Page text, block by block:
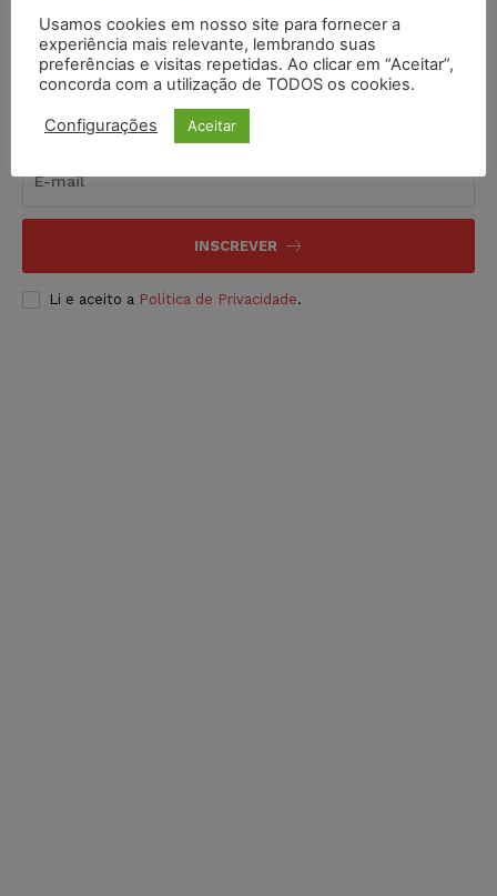
Inscreva-se
INSCREVER
Li e aceito a Política de Privacidade.
Usamos cookies em nosso site para fornecer a
experiência mais relevante, lembrando suas
preferências e visitas repetidas. Ao clicar em “Aceitar”,
concorda com a utilização de TODOS os cookies.
Configurações Aceitar